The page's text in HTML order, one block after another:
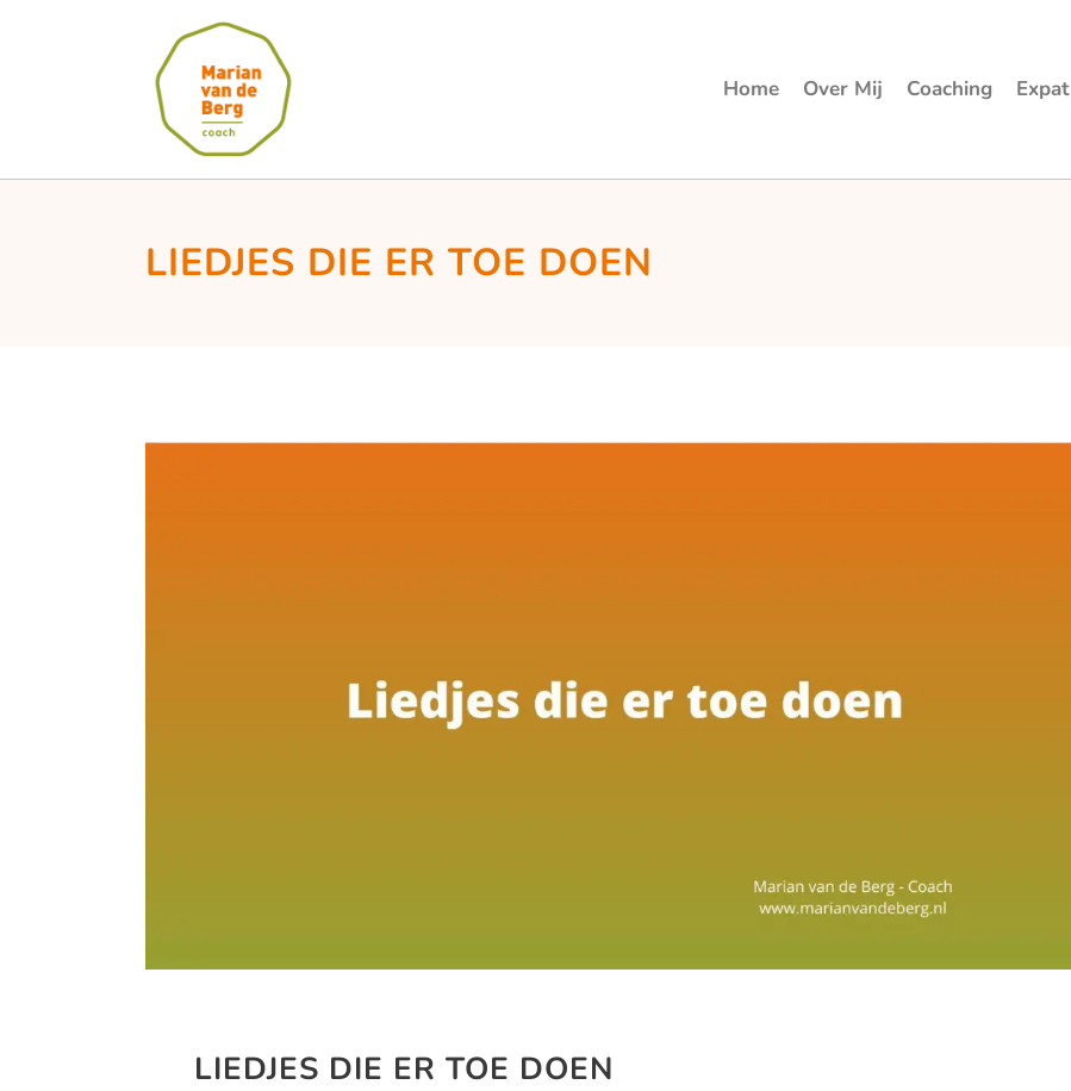
Home Over Mij Coaching Expat
LIEDJES DIE ER TOE DOEN
LIEDJES DIE ER TOE DOEN